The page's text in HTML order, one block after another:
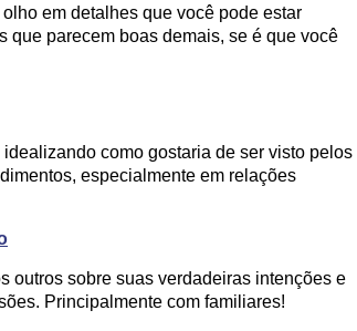
em detalhes que você pode estar
que parecem boas demais, se é que você
como gostaria de ser visto pelos
especialmente em relações
outros sobre suas verdadeiras intenções e
Principalmente com familiares!